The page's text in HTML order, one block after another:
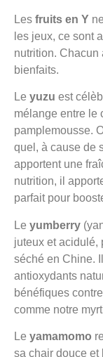
Les fruits en Y
les jeux, ce sont
nutrition. Chacun
bienfaits.
Le yuzu est
mélange entre le
pamplemousse.
quel, à cause de
apportent une
nutrition, il
parfait pour
Le yumberry
juteux et acidulé,
séché en Chine.
antioxydants
bénéfiques
comme notre
Le yamamomo
sa chair douce et